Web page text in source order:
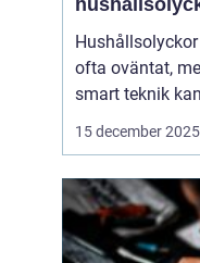
innan de
ofta oväntat,
smart teknik
av dem
Things, gör det
för hemmet att
och reagera p...
15 december 2025